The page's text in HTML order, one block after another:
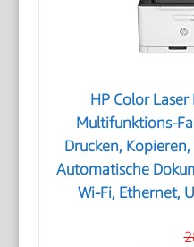
HP Color
Multifunktions-
Drucken,
Automatische
Wi-Fi, Ethernet,